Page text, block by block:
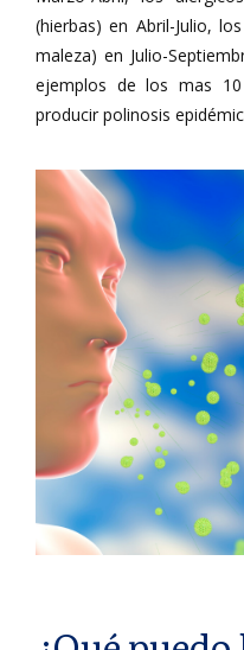
(hierbas) en Abril-Julio,
maleza) en Julio-
ejemplos de los mas
producir polinosis